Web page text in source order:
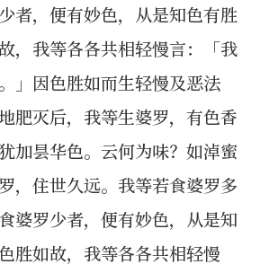
者，便有妙色，从是知色有胜
，我等各各共相轻慢言：「我
」因色胜如而生轻慢及恶法
肥灭后，我等生婆罗，有色香
加昙华色。云何为味？如淖蜜
，住世久远。我等若食婆罗多
婆罗少者，便有妙色，从是知
胜如故，我等各各共相轻慢